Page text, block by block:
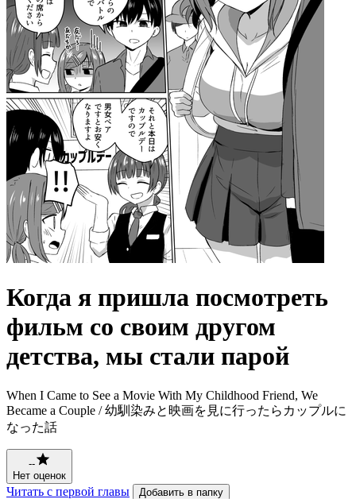
Когда я пришла посмотреть
фильм со своим другом
детства, мы стали парой
When I Came to See a Movie With My Childhood Friend, We
Became a Couple / 幼馴染みと映画を見に行ったらカップルに
なった話
--
Нет оценок
Читать с первой главы Добавить в папку